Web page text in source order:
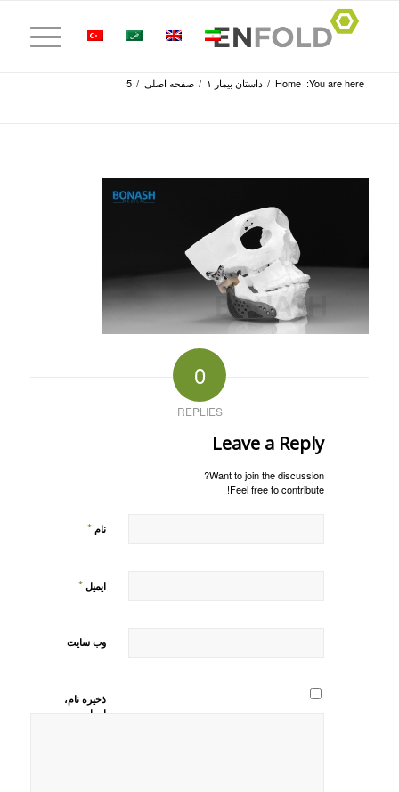
You are here:
Home
/ داستان بیمار ۱ / صفحه اصلی /
5
0
REPLIES
Leave a Reply
Want to join the discussion?
Feel free to contribute!
نام *
ایمیل *
وب‌ سایت
ذخیره نام،
ایمیل و